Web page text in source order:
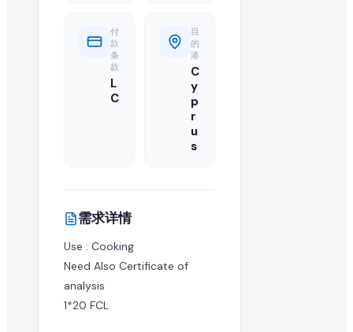
买家急需 1 Twenty-Foot Container 的 refined sunflower oil
还有其他买家在寻找 refined sunflower oil 吗?
有的,您可以浏览本页的"类似采购需求"栏目,或在我们的全球
如何成为 refined sunflower oil 的认证供应商?
买家要求的具体运输条款(例如 CIF、FOB、EXW)列于此
这是一次性采购还是长期的批量订单需求?
买家通常寻求长期的制造合作伙伴。您可以与买家澄清此
付
款
条
款
L
C
目
的
港
C
y
p
r
u
s
需求详情
Use : Cooking
Need Also Certificate of
analysis
1*20 FCL